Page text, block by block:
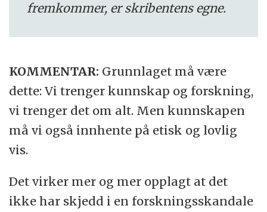
fremkommer, er skribentens egne.
KOMMENTAR: Grunnlaget må være
dette: Vi trenger kunnskap og forskning,
vi trenger det om alt. Men kunnskapen
må vi også innhente på etisk og lovlig
vis.
Det virker mer og mer opplagt at det
ikke har skjedd i en forskningsskandale